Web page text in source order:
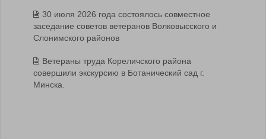
30 июля 2026 года состоялось совместное
заседание советов ветеранов Волковысского и
Слонимского районов
Ветераны труда Кореличского района
совершили экскурсию в Ботанический сад г.
Минска.